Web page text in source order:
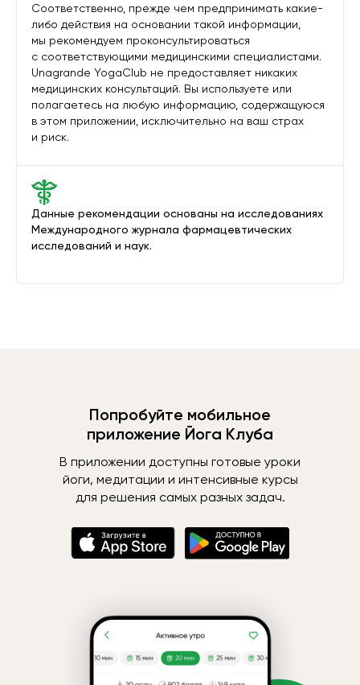
Данные рекомендации основаны на исследованиях
Международного журнала фармацевтических
исследований и наук.
Соответственно, прежде чем предпринимать какие-
либо действия на основании такой информации,
мы рекомендуем проконсультироваться
с соответствующими медицинскими специалистами.
Unagrande YogaClub не предоставляет никаких
медицинских консультаций. Вы используете или
полагаетесь на любую информацию, содержащуюся
в этом приложении, исключительно на ваш страх
и риск.
Попробуйте мобильное
приложение Йога Клуба
В приложении доступны готовые уроки
йоги, медитации и интенсивные курсы
для решения самых разных задач.